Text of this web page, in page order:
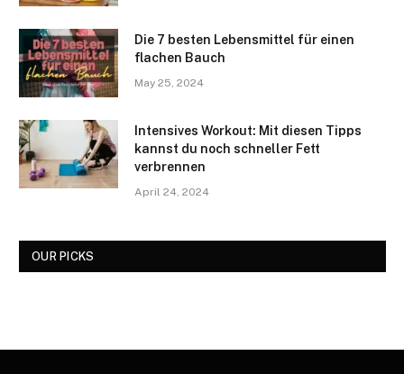
Die 7 besten Lebensmittel für einen
flachen Bauch
May 25, 2024
Intensives Workout: Mit diesen Tipps
kannst du noch schneller Fett
verbrennen
April 24, 2024
OUR PICKS